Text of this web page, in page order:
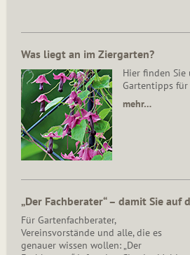
Was liegt an im Ziergarten?
Hier finden Sie
Gartentipps für
mehr…
„Der Fachberater“ – damit Sie auf
Für Gartenfachberater,
Vereinsvorstände und alle, die es
genauer wissen wollen: „Der